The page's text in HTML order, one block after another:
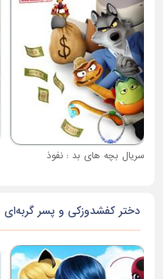
سریال بچه های بد : نفوذ
دختر کفشدوزکی و پسر گربه‌ای